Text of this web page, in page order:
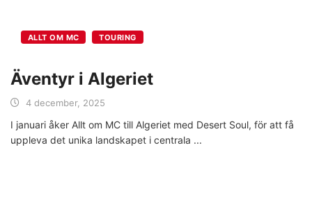
ALLT OM MC TOURING
Äventyr i Algeriet
4 december, 2025
I januari åker Allt om MC till Algeriet med Desert Soul, för att få
uppleva det unika landskapet i centrala